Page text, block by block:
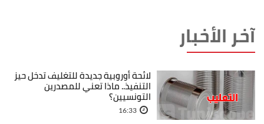
آخر الأخبار
لائحة أوروبية جديدة للتغليف تدخل حيز
التنفيذ.. ماذا تعني للمصدرين
التونسيين؟
16:33